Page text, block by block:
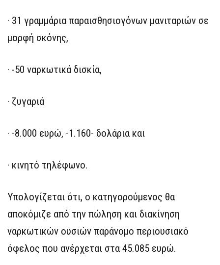
· 31 γραμμάρια παραισθησιογόνων μανιταριών σε
μορφή σκόνης,
· -50 ναρκωτικά δισκία,
· ζυγαριά
· -8.000 ευρώ, -1.160- δολάρια και
· κινητό τηλέφωνο.
Υπολογίζεται ότι, ο κατηγορούμενος θα
αποκόμιζε από την πώληση και διακίνηση
ναρκωτικών ουσιών παράνομο περιουσιακό
όφελος που ανέρχεται στα 45.085 ευρώ.